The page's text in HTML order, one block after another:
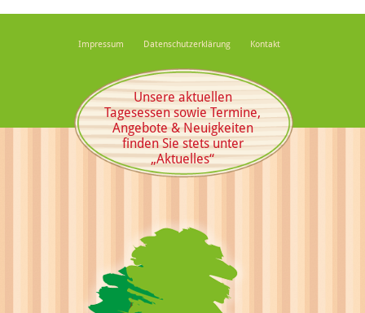
Impressum Datenschutzerklärung Kontakt
Unsere aktuellen
Tagesessen sowie Termine,
Angebote & Neuigkeiten
finden Sie stets unter
„Aktuelles“